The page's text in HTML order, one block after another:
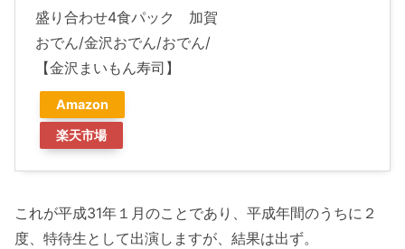
盛り合わせ4食パック 加賀
おでん/金沢おでん/おでん/
【金沢まいもん寿司】
Amazon
楽天市場
これが平成31年１月のことであり、平成年間のうちに２
度、特待生として出演しますが、結果は出ず。